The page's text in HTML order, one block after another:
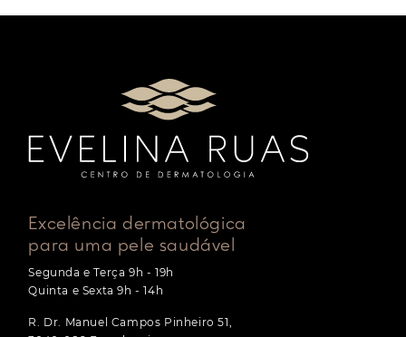
Excelência dermatológica
para uma pele saudável
Segunda e Terça 9h - 19h
Quinta e Sexta 9h - 14h
R. Dr. Manuel Campos Pinheiro 51,